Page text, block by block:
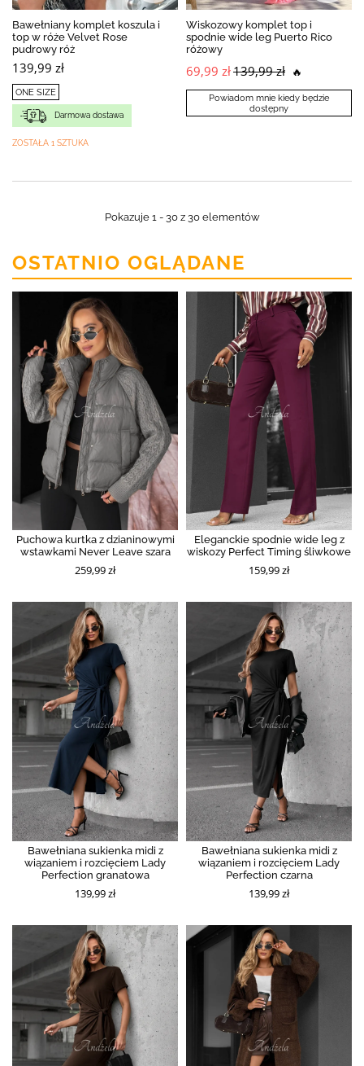
Bawełniany komplet koszula i
top w róże Velvet Rose
pudrowy róż
139,99 zł
ONE SIZE
Darmowa dostawa
ZOSTAŁA 1 SZTUKA
Wiskozowy komplet top i
spodnie wide leg Puerto Rico
różowy
69,99 zł139,99 zł 🔥
Powiadom mnie kiedy będzie
dostępny
Pokazuje 1 - 30 z 30 elementów
OSTATNIO OGLĄDANE
Puchowa kurtka z dzianinowymi
wstawkami Never Leave szara
259,99 zł
Eleganckie spodnie wide leg z
wiskozy Perfect Timing śliwkowe
159,99 zł
Bawełniana sukienka midi z
wiązaniem i rozcięciem Lady
Perfection granatowa
139,99 zł
Bawełniana sukienka midi z
wiązaniem i rozcięciem Lady
Perfection czarna
139,99 zł